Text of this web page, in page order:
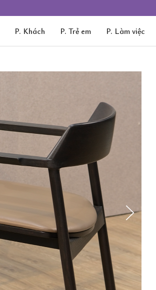
P. Khách P. Trẻ em P. Làm việc